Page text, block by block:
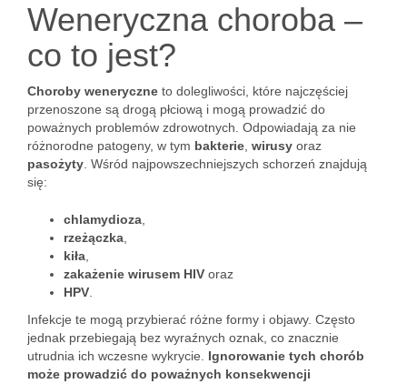
Weneryczna choroba –
co to jest?
Choroby weneryczne to dolegliwości, które najczęściej
przenoszone są drogą płciową i mogą prowadzić do
poważnych problemów zdrowotnych. Odpowiadają za nie
różnorodne patogeny, w tym bakterie wirusy oraz
pasożyty . Wśród najpowszechniejszych schorzeń znajdują
się:
chlamydioza
rzeżączka
kiła
zakażenie wirusem HIV oraz
HPV
Infekcje te mogą przybierać różne formy i objawy. Często
jednak przebiegają bez wyraźnych oznak, co znacznie
utrudnia ich wczesne wykrycie. Ignorowanie tych chorób
może prowadzić do poważnych konsekwencji